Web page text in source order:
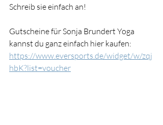
Schreib sie einfach an!
Gutscheine für Sonja Brundert Yoga
kannst du ganz einfach hier kaufen:
https://www.eversports.de/widget/w/zqj
hbK?list=voucher